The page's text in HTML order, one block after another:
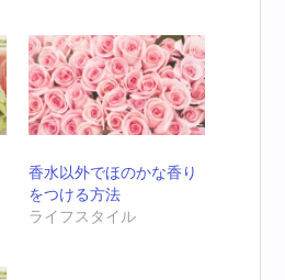
香水以外でほのかな香り
をつける方法
ライフスタイル